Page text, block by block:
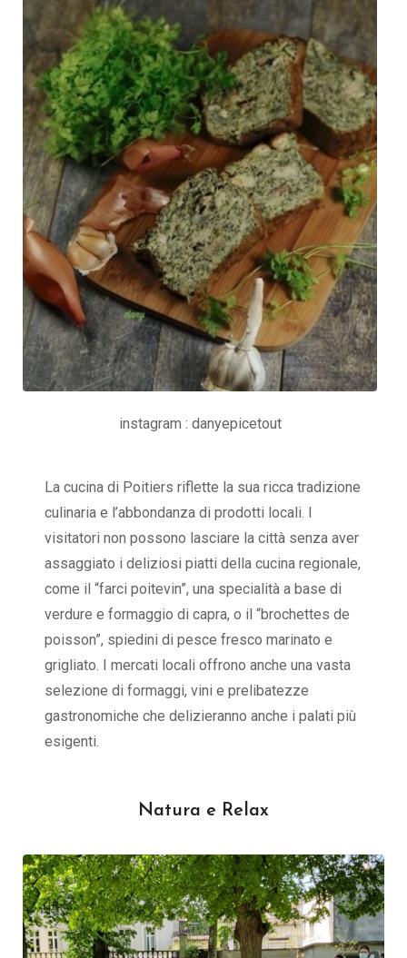
instagram : danyepicetout
La cucina di Poitiers riflette la sua ricca tradizione
culinaria e l’abbondanza di prodotti locali. I
visitatori non possono lasciare la città senza aver
assaggiato i deliziosi piatti della cucina regionale,
come il “farci poitevin”, una specialità a base di
verdure e formaggio di capra, o il “brochettes de
poisson”, spiedini di pesce fresco marinato e
grigliato. I mercati locali offrono anche una vasta
selezione di formaggi, vini e prelibatezze
gastronomiche che delizieranno anche i palati più
esigenti.
Natura e Relax